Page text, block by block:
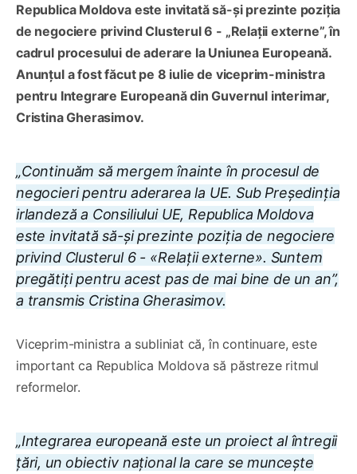
Republica Moldova este invitată să-și prezinte poziția
de negociere privind Clusterul 6 - „Relații externe”, în
cadrul procesului de aderare la Uniunea Europeană.
Anunțul a fost făcut pe 8 iulie de viceprim-ministra
pentru Integrare Europeană din Guvernul interimar,
Cristina Gherasimov.
„Continuăm să mergem înainte în procesul de
negocieri pentru aderarea la UE. Sub Președinția
irlandeză a Consiliului UE, Republica Moldova
este invitată să-și prezinte poziția de negociere
privind Clusterul 6 - «Relații externe». Suntem
pregătiți pentru acest pas de mai bine de un an”,
a transmis Cristina Gherasimov.
Viceprim-ministra a subliniat că, în continuare, este
important ca Republica Moldova să păstreze ritmul
reformelor.
„Integrarea europeană este un proiect al întregii
țări, un obiectiv național la care se muncește